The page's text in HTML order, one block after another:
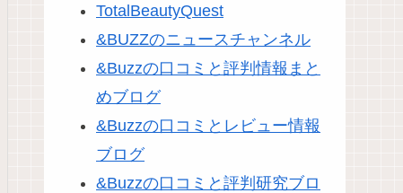
TotalBeautyQuest
&BUZZのニュースチャンネル
&Buzzの口コミと評判情報まと
めブログ
&Buzzの口コミとレビュー情報
ブログ
&Buzzの口コミと評判研究ブロ